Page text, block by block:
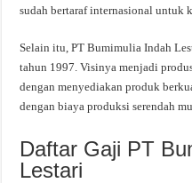
sudah bertaraf internasional untuk
Selain itu, PT Bumimulia Indah
tahun 1997. Visinya menjadi
dengan menyediakan produk
dengan biaya produksi serendah
Daftar Gaji PT
Lestari